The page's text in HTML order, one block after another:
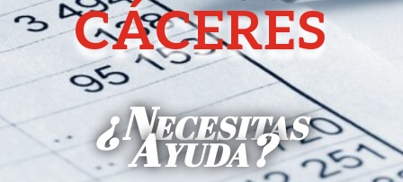
CÁCERES
¿Necesitas
Ayuda?